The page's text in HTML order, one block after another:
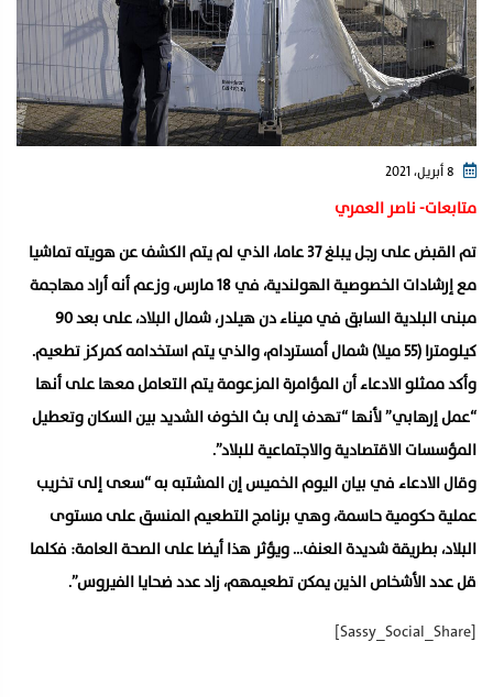
متابعات- ناصر العمري
تم القبض على رجل يبلغ 37 عاما، الذي لم يتم الكشف عن هويته تماشيا
مع إرشادات الخصوصية الهولندية، في 18 مارس، وزعم أنه أراد مهاجمة
مبنى البلدية السابق في ميناء دن هيلدر، شمال البلاد، على بعد 90
كيلومترا (55 ميلا) شمال أمستردام، والذي يتم استخدامه كمركز تطعيم.
وأكد ممثلو الادعاء أن المؤامرة المزعومة يتم التعامل معها على أنها
“عمل إرهابي” لأنها “تهدف إلى بث الخوف الشديد بين السكان وتعطيل
المؤسسات الاقتصادية والاجتماعية للبلاد”.
وقال الادعاء في بيان اليوم الخميس إن المشتبه به “سعى إلى تخريب
عملية حكومية حاسمة، وهي برنامج التطعيم المنسق على مستوى
البلاد، بطريقة شديدة العنف… ويؤثر هذا أيضا على الصحة العامة: فكلما
قل عدد الأشخاص الذين يمكن تطعيمهم، زاد عدد ضحايا الفيروس”.
[Sassy_Social_Share]